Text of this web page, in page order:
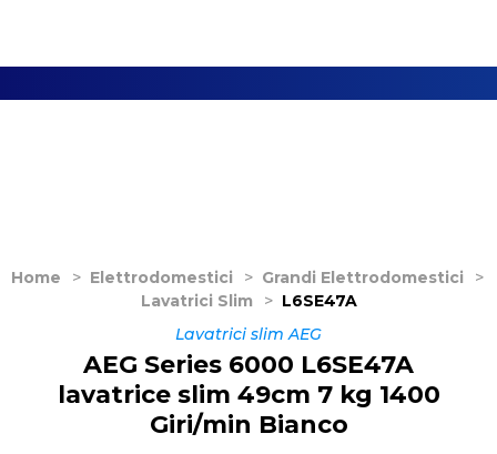
Home > Elettrodomestici > Grandi Elettrodomestici
>
Lavatrici Slim
> L6SE47A
Lavatrici slim AEG
AEG Series 6000 L6SE47A
lavatrice slim 49cm 7 kg 1400
Giri/min Bianco